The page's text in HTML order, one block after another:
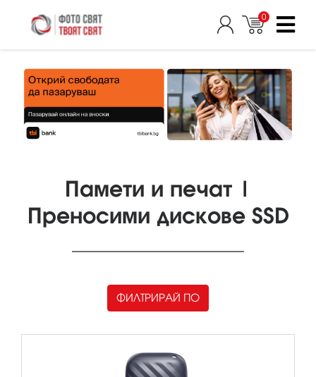
0
Памети и печат |
Преносими дискове SSD
ФИЛТРИРАЙ ПО